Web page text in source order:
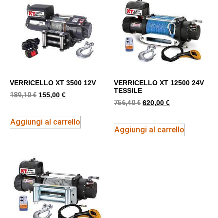
VERRICELLO XT 3500 12V
189,10€ 155,00 €
Aggiungi al carrello
VERRICELLO XT 12500 24V
TESSILE
756,40€ 620,00 €
Aggiungi al carrello